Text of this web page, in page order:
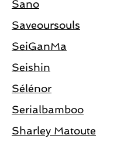
Sano
Saveoursouls
SeiGanMa
Seishin
Sélénor
Serialbamboo
Sharley Matoute